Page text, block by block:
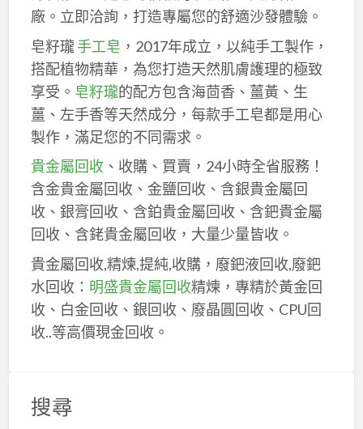
廠。立即洽詢，打造專屬您的舒適沙發體驗。
皂籽瓏手工皂 ，2017年成立，以純手工製作，
搭配植物精華，為您打造天然肌膚護理的極致
享受。 皂籽瓏的配方包含海茴香、薑黃、生
薑、左手香等天然成分，每款手工皂都是用心
製作，滿足您的不同需求。
貴金屬回收、收購、買賣，24小時全省服務！
含金貴金屬回收、金鹽回收、含銀貴金屬回
收、銀膏回收、含鉑貴金屬回收、含鈀貴金屬
回收、含銠貴金屬回收，大量少量皆收。
貴金屬回收,精煉,提純,收購，廢鈀液回收,廢鈀
水回收： 明盛貴金屬回收精煉，專精於黃金回
收、白金回收、銀回收、廢晶圓回收、CPU回
收..等高價現金回收。
搜尋